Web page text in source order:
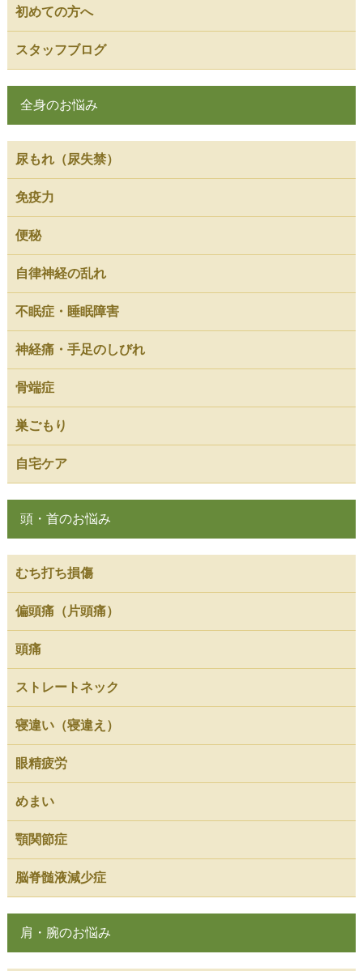
初めての方へ
スタッフブログ
全身のお悩み
尿もれ（尿失禁）
免疫力
便秘
自律神経の乱れ
不眠症・睡眠障害
神経痛・手足のしびれ
骨端症
巣ごもり
自宅ケア
頭・首のお悩み
むち打ち損傷
偏頭痛（片頭痛）
頭痛
ストレートネック
寝違い（寝違え）
眼精疲労
めまい
顎関節症
脳脊髄液減少症
肩・腕のお悩み